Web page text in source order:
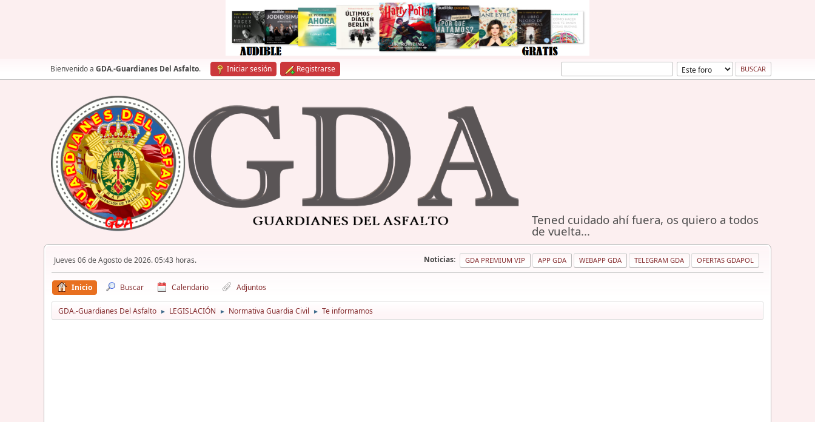
Bienvenido a GDA.-Guardianes Del Asfalto. Iniciar sesión Registrarse
Tened cuidado ahí fuera, os quiero a todos
de vuelta...
Jueves 06 de Agosto de 2026. 05:43 horas. Noticias: GDA PREMIUM VIP APP GDA WEBAPP GDA TELEGRAM GDA OFERTAS GDAPOL
Inicio Buscar Calendario Adjuntos
GDA.-Guardianes Del Asfalto ► LEGISLACIÓN ► Normativa Guardia Civil ► Te informamos